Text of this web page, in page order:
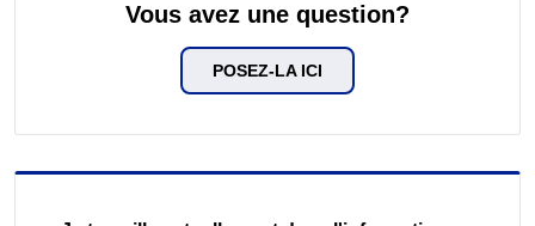
Vous avez une question?
POSEZ-LA ICI